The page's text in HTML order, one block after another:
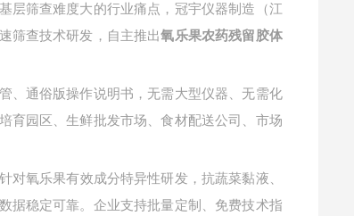
层筛查难度大的行业痛点，冠宇仪器制造（江
筛查技术研发，自主推出氧乐果农药残留胶体
、通俗版操作说明书，无需大型仪器、无需化
育园区、生鲜批发市场、食材配送公司、市场
对氧乐果有效成分特异性研发，抗蔬菜黏液、
据稳定可靠。企业支持批量定制、免费技术指